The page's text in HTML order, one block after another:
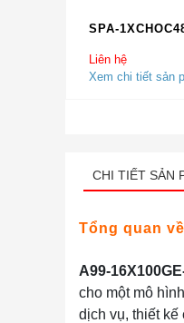
SPA-
Liên hệ
Xem chi tiết sản
CHI TIẾT SẢN
Tổng quan
A99-
cho một mô
dịch vụ, thiết